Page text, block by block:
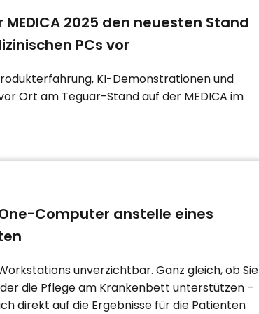
2025 den neuesten Stand
PCs vor
KI-Demonstrationen und
Ort am Teguar-Stand auf der MEDICA im
Computer anstelle eines
unverzichtbar. Ganz gleich, ob Sie
die Pflege am Krankenbett unterstützen –
direkt auf die Ergebnisse für die Patienten